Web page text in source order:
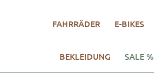
FAHRRÄDER E-BIKES
BEKLEIDUNG SALE %